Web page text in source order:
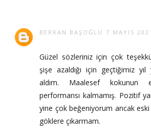
BERKAN BAŞOĞLU 7 MAYIS
Güzel sözleriniz için çok
şişe azaldığı için geçtiğimiz
aldım. Maalesef kokunun
performansı kalmamış. Pozitif
yine çok beğeniyorum ancak
göklere çıkarmam.